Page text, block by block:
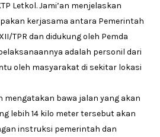
Letkol. Jami’an menjelaskan
kerjasama antara Pemerintah
TPR dan didukung oleh Pemda
adalah personil dari
oleh masyarakat di sekitar lokasi
mengatakan bawa jalan yang akan
lebih 14 kilo meter tersebut akan
instruksi pemerintah dan